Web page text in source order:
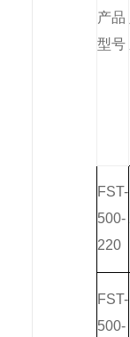
产品
型号
FST-
500-
220
FST-
500-